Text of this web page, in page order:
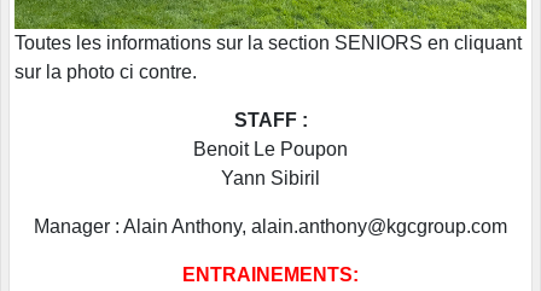
Toutes les informations sur la section SENIORS en cliquant
sur la photo ci contre.
STAFF :
Benoit Le Poupon
Yann Sibiril
Manager : Alain Anthony, alain.anthony@kgcgroup.com
ENTRAINEMENTS: